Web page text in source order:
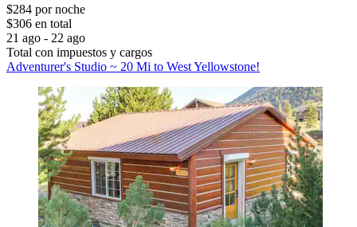
$284 por noche
$306 en total
21 ago - 22 ago
Total con impuestos y cargos
Adventurer's Studio ~ 20 Mi to West Yellowstone!